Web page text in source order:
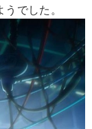
でした。